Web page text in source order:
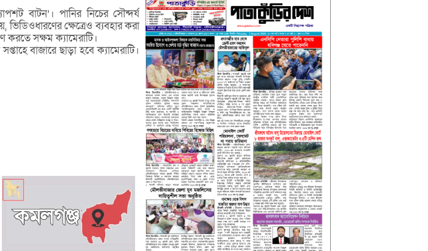
বাটন’। পানির নিচের সৌন্দর্য
ক্ষেত্রেও ব্যবহার করা
করতে সক্ষম ক্যামেরাটি।
বাজারে ছাড়া হবে ক্যামেরাটি।